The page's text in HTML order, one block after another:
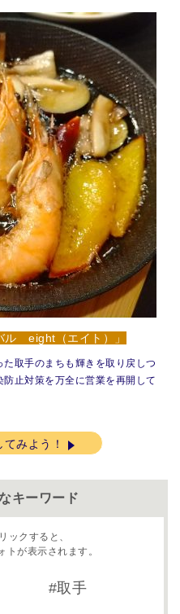
ル eight（エイト）」
取手のまちも輝きを取り戻しつ
止対策を万全に営業を再開して
みよう！
キーワード
ックすると、
トが表示されます。
取手